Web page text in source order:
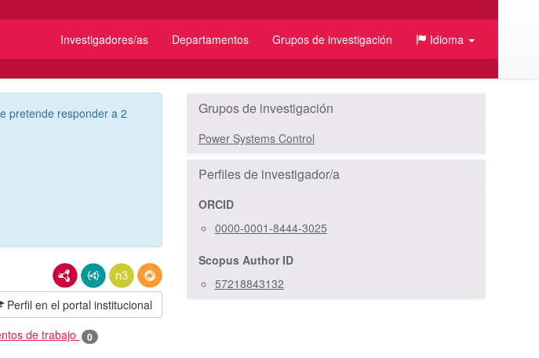
Investigadores/as Departamentos Grupos de investigación Idioma
pretende responder a 2
RDF/XMLJSON-LDN3/TurtleRDF/JSON
Perfil en el portal institucional
de trabajo 0
Grupos de investigación
Power Systems Control
Perfiles de investigador/a
ORCID
0000-0001-8444-3025
Scopus Author ID
57218843132